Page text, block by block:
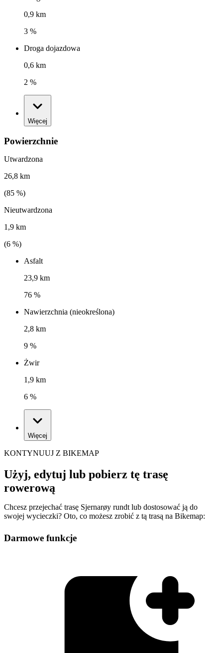
0,9 km
3 %
Droga dojazdowa
0,6 km
2 %
Więcej
Powierzchnie
Utwardzona
26,8 km
(85 %)
Nieutwardzona
1,9 km
(6 %)
Asfalt
23,9 km
76 %
Nawierzchnia (nieokreślona)
2,8 km
9 %
Żwir
1,9 km
6 %
Więcej
KONTYNUUJ Z BIKEMAP
Użyj, edytuj lub pobierz tę trasę
rowerową
Chcesz przejechać trasę Sjernarøy rundt lub dostosować ją do
swojej wycieczki? Oto, co możesz zrobić z tą trasą na Bikemap:
Darmowe funkcje